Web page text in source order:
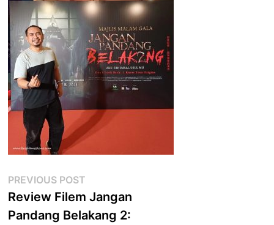
Post
navigation
PREVIOUS POST
post:
Review Filem Jangan
Pandang Belakang 2: